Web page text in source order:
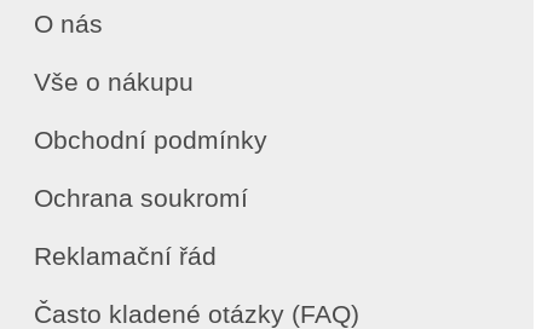
O nás
Vše o nákupu
Obchodní podmínky
Ochrana soukromí
Reklamační řád
Často kladené otázky (FAQ)